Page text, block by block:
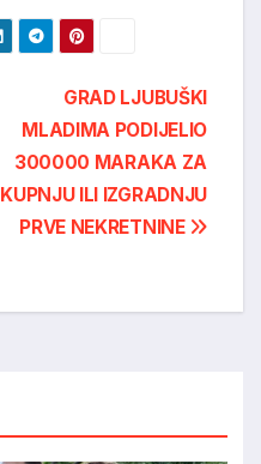
GRAD LJUBUŠKI
MLADIMA PODIJELIO
300000 MARAKA ZA
KUPNJU ILI IZGRADNJU
PRVE NEKRETNINE